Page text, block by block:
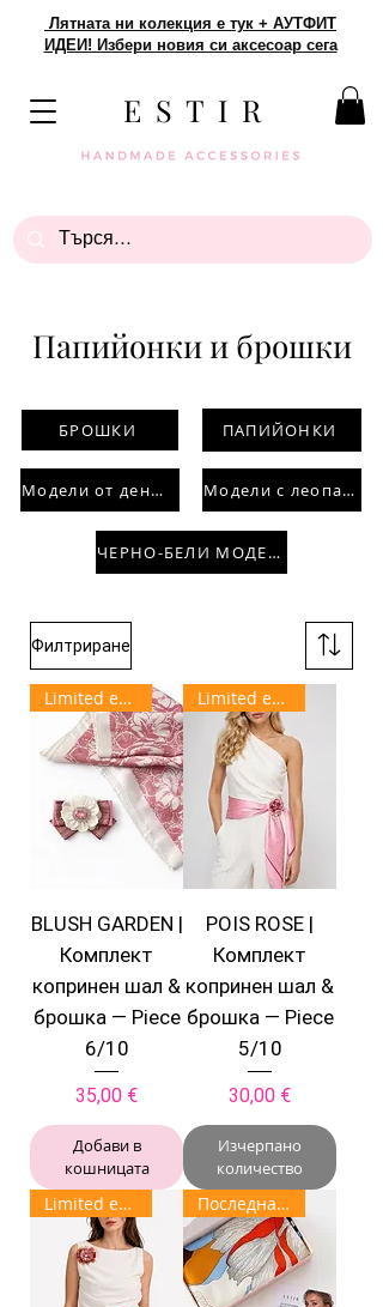
Лятната ни колекция е тук + АУТФИТ
ИДЕИ! Избери новия си аксесоар сега
E S T I R
Папийонки и брошки
БРОШКИ
Модели от деним
ПАПИЙОНКИ
Модели с леопардов принт
ЧЕРНО-БЕЛИ МОДЕЛИ
Филтриране
Limited edition
BLUSH GARDEN |
Комплект
копринен шал &
брошка — Piece
6/10
Цена
35,00 €
Добави в
кошницата
Limited edition
POIS ROSE |
Комплект
копринен шал &
брошка — Piece
5/10
Цена
30,00 €
Изчерпано
количество
Limited edition Последна бройка